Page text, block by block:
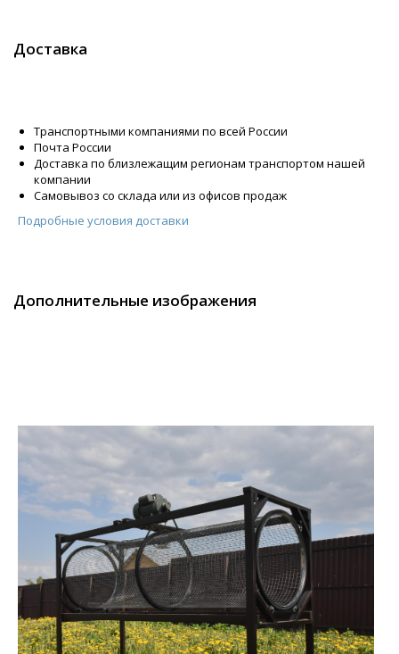
Доставка
Транспортными компаниями по всей России
Почта России
Доставка по близлежащим регионам транспортом нашей
компании
Самовывоз со склада или из офисов продаж
Подробные условия доставки
Дополнительные изображения